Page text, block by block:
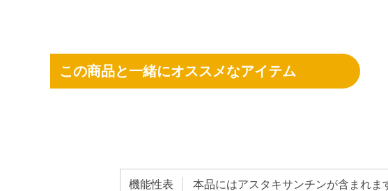
この商品と一緒にオススメなアイテム
機能性表
本品にはアスタキサンチンが含まれま